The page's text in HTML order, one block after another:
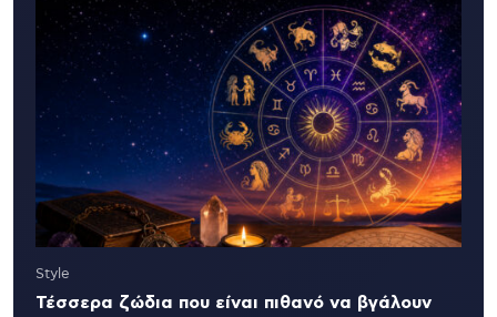
Style
Τέσσερα ζώδια που είναι πιθανό να βγάλουν